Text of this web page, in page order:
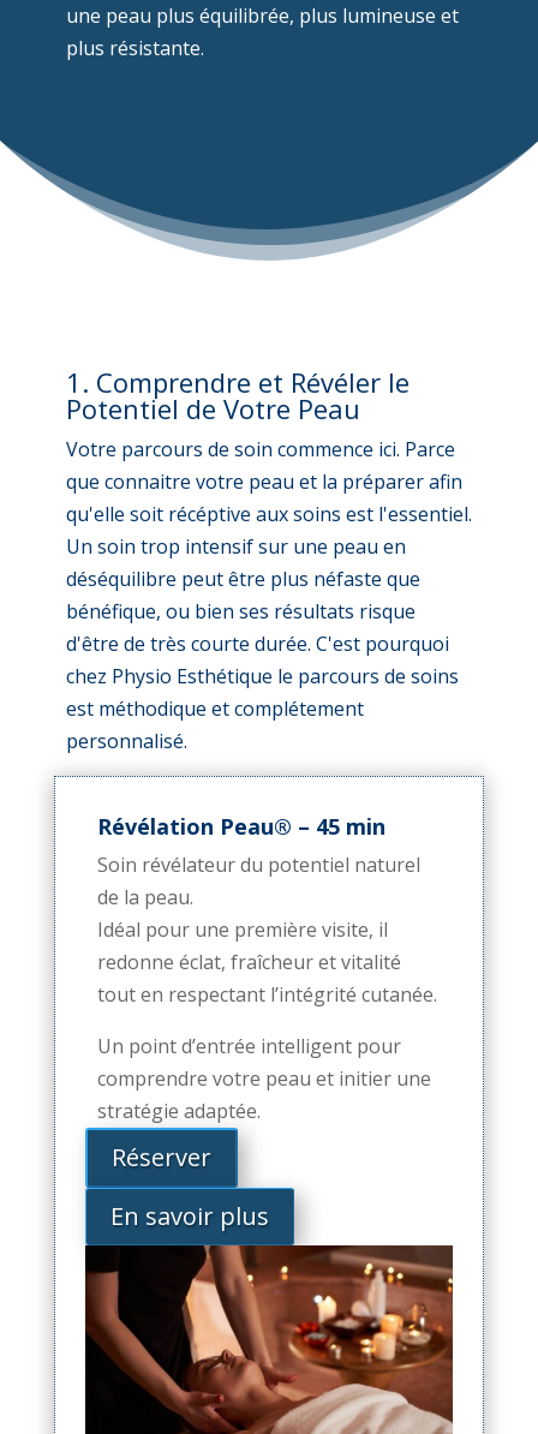
une peau plus équilibrée, plus lumineuse et
plus résistante.
1. Comprendre et Révéler le
Potentiel de Votre Peau
Votre parcours de soin commence ici. Parce
que connaitre votre peau et la préparer afin
qu'elle soit récéptive aux soins est l'essentiel.
Un soin trop intensif sur une peau en
déséquilibre peut être plus néfaste que
bénéfique, ou bien ses résultats risque
d'être de très courte durée. C'est pourquoi
chez Physio Esthétique le parcours de soins
est méthodique et complétement
personnalisé.
Révélation Peau® – 45 min
Soin révélateur du potentiel naturel
de la peau.
Idéal pour une première visite, il
redonne éclat, fraîcheur et vitalité
tout en respectant l’intégrité cutanée.
Un point d’entrée intelligent pour
comprendre votre peau et initier une
stratégie adaptée.
Réserver
En savoir plus